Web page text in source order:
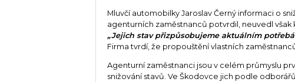
Mluvčí automobilky Jaroslav Černý informaci o
agenturních zaměstnanců potvrdil, neuvedl však
„Jejich stav přizpůsobujeme aktuálním
Firma tvrdí, že propouštění vlastních
Agenturní zaměstnanci jsou v celém průmyslu
snižování stavů. Ve Škodovce jich podle